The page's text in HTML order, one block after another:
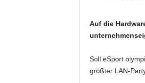
Auf die
Soll eSport
größter LAN-